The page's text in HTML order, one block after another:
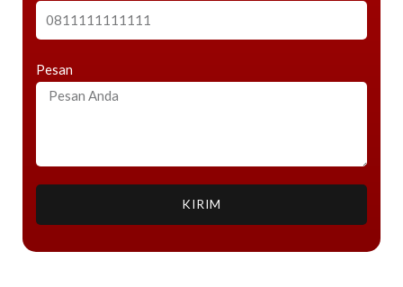
Pesan
KIRIM